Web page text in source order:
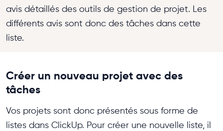
avis détaillés des outils de gestion de projet. Les
différents avis sont donc des tâches dans cette
liste.
Créer un nouveau projet avec des
tâches
Vos projets sont donc présentés sous forme de
listes dans ClickUp. Pour créer une nouvelle liste, il